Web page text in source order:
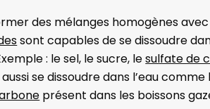
des mélanges homogènes avec
sont capables de se dissoudre
: le sel, le sucre, lesulfate de
aussi se dissoudre dans l’eau
présent dans les boissons